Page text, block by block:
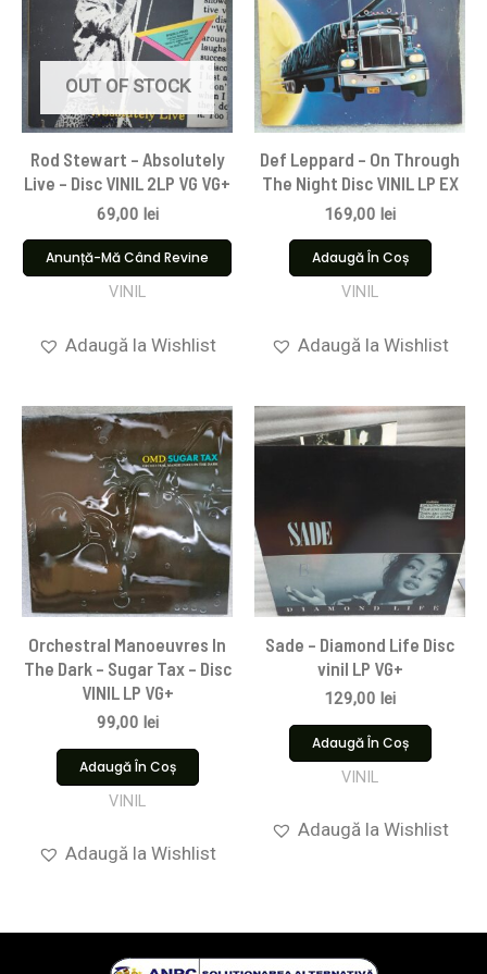
OUT OF STOCK
Rod Stewart – Absolutely
Live – Disc VINIL 2LP VG VG+
69,00 lei
Anunță-Mă Când Revine
VINIL
Adaugă la Wishlist
Def Leppard – On Through
The Night Disc VINIL LP EX
169,00 lei
Adaugă În Coș
VINIL
Adaugă la Wishlist
Orchestral Manoeuvres In
The Dark – Sugar Tax – Disc
VINIL LP VG+
99,00 lei
Adaugă În Coș
VINIL
Adaugă la Wishlist
Sade – Diamond Life Disc
vinil LP VG+
129,00 lei
Adaugă În Coș
VINIL
Adaugă la Wishlist